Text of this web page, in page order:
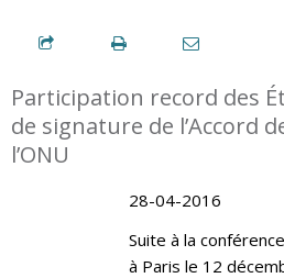
Participation record des
de signature de l’Accord
l’ONU
28-04-2016
Suite à la
à Paris le 12